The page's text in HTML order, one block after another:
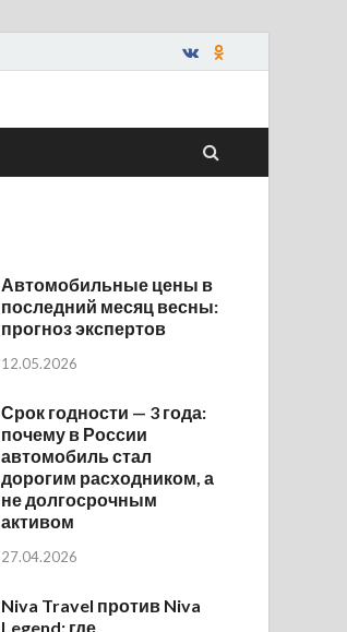
Автомобильные цены в
последний месяц весны:
прогноз экспертов
12.05.2026
Срок годности — 3 года:
почему в России
автомобиль стал
дорогим расходником, а
не долгосрочным
активом
27.04.2026
Niva Travel против Niva
Legend: где